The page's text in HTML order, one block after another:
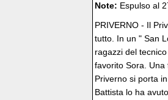
Note: Espulso al
PRIVERNO - Il
tutto. In un " San
ragazzi del tecnico
favorito Sora.
Priverno si porta
Battista lo ha